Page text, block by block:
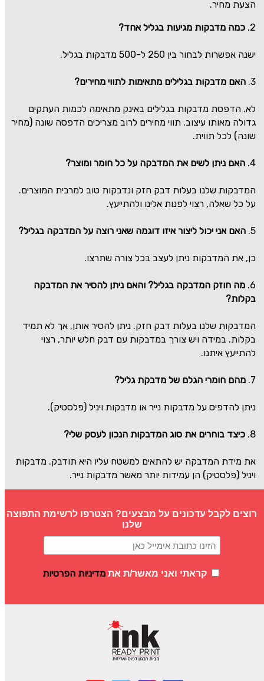
הצעת מחיר.
2. כמה מדבקות מגיעות בגליל אחד?
ישנה אפשרות לבחור בין 250 ל-500 מדבקות בגליל.
3. האם מדבקות בגלילים מתאימות לתווי מחירים?
לא. הדפסת מדבקות בגלילים באינק מתאימה לכמות העתקים
גדולה מאותו עיצוב. תווי מחירים לרוב מצריכים הדפסה שונה (מחיר
שונה) לכל תווית.
4. האם ניתן לשים את המדבקה על כל חומר ומוצר?
המדבקות שלנו בעלות דבק חזק ונדבקות טוב למרבית המוצרים.
על כל שאלה, רצוי לפנות אלינו ולהתייעץ.
5. האם אני יכול ליצור איזו דוגמה שאני רוצה על המדבקה בגליל?
כן, את המדבקות ניתן לעצב בכל צורה שתרצו.
6. מה חוזק המדבקה בגליל? והאם ניתן להסיר את המדבקה
בקלות?
המדבקות שלנו בעלות דבק חזק. ניתן להסיר אותן, אך לא תמיד
בקלות. במידה ויש צורך במדבקות עם דבק חלש יותר, רצוי
להתייעץ איתנו.
7. מהם חומרי הגלם של מדבקת גליל?
ניתן להדפיס על מדבקות נייר או מדבקות ויניל (פלסטיק).
8. כיצד בוחרים את סוג המדבקות הנכון לעסק שלי?
את מידת המדבקה יש להתאים למשטח עליו היא תודבק. מדבקות
ויניל (פלסטיק) הן עמידות יותר מאשר מדבקות נייר.
רוצים לקבל עדכונים על מבצעים? הצטרפו לרשימת התפוצה
שלנו
קראתי ואני מאשר/ת את מדיניות הפרטיות